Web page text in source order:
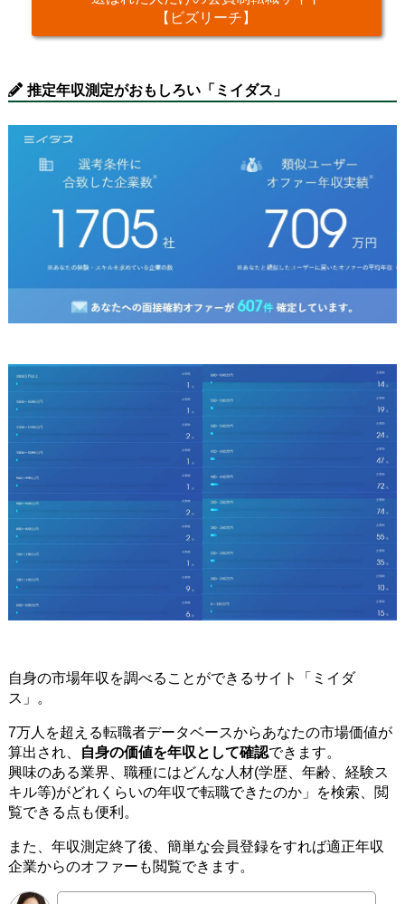
【ビズリーチ】
推定年収測定がおもしろい「ミイダス」
自身の市場年収を調べることができるサイト「ミイダ
ス」。
7万人を超える転職者データベースからあなたの市場価値が
算出され、
自身の価値を年収として確認できます。
興味のある業界、職種にはどんな人材(学歴、年齢、経験ス
キル等)がどれくらいの年収で転職できたのか」を検索、閲
覧できる点も便利。
また、年収測定終了後、簡単な会員登録をすれば適正年収
企業からのオファーも閲覧できます。